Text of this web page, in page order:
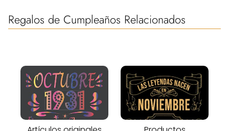
Regalos de Cumpleaños Relacionados